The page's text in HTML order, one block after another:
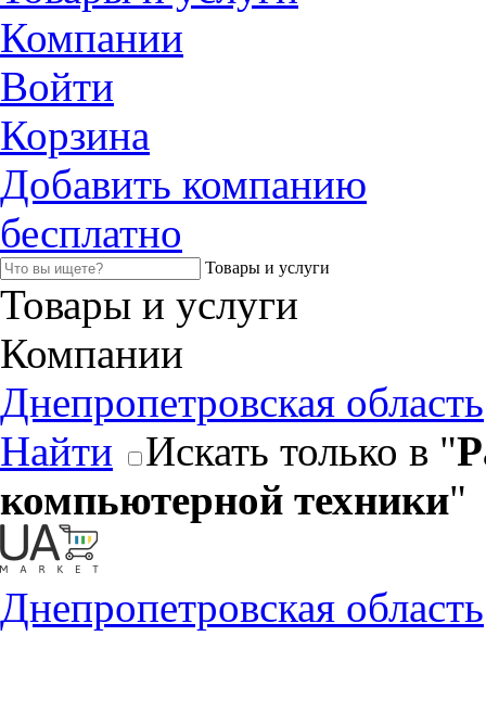
Компании
Войти
Корзина
Добавить компанию
бесплатно
Товары и услуги
Товары и услуги
Компании
Днепропетровская область
Найти
Искать только в "
компьютерной техники"
Днепропетровская область